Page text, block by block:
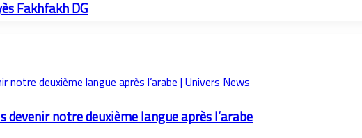
Fakhfakh DG
notre deuxième langue après l’arabe